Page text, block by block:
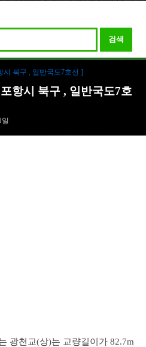
검색
시 북구 , 일반국도7호선 ]
항시 북구 , 일반국도7호
일
광천교(상)는 교량길이가 82.7m